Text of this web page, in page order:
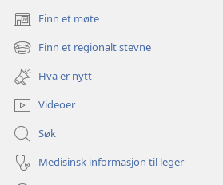
Finn et møte
(åpner
nytt
vindu)
Finn et regionalt stevne
(åpner
nytt
vindu)
Hva er nytt
Videoer
Søk
Medisinsk informasjon til leger